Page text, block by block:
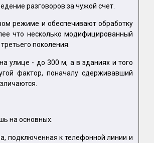
разговоров за чужой счет.
режиме и обеспечивают обработку
что несколько модифицированный
поколения.
улице - до 300 м, а в зданиях и того
фактор, поначалу сдерживавший
на основных.
подключенная к телефонной линии и